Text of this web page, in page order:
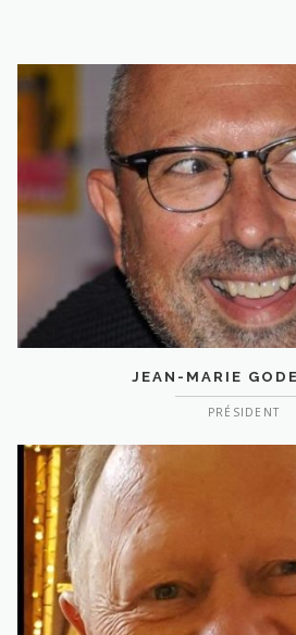
JEAN-MARIE
PRÉSIDENT